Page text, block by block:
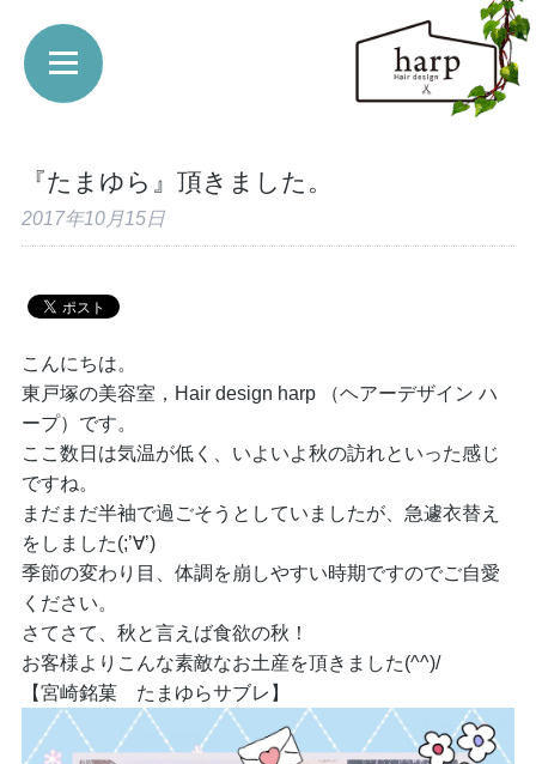
『たまゆら』頂きました。
2017年10月15日
こんにちは。
東戸塚の美容室，Hair design harp （ヘアーデザイン ハ
ープ）です。
ここ数日は気温が低く、いよいよ秋の訪れといった感じ
ですね。
まだまだ半袖で過ごそうとしていましたが、急遽衣替え
をしました(;’∀’)
季節の変わり目、体調を崩しやすい時期ですのでご自愛
ください。
さてさて、秋と言えば食欲の秋！
お客様よりこんな素敵なお土産を頂きました(^^)/
【宮崎銘菓 たまゆらサブレ】